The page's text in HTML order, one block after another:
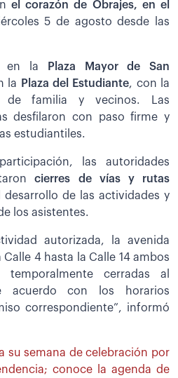
el corazón de Obrajes, en el
5 de agosto desde las
en la
Plaza Mayor de San
la Plaza del Estudiante, con la
de familia y vecinos. Las
desfilaron con paso firme y
estudiantiles.
las autoridades
cierres de vías y rutas
desarrollo de las actividades y
los asistentes.
autorizada, la avenida
4 hasta la Calle 14 ambos
temporalmente cerradas al
acuerdo con los horarios
correspondiente”, informó
su semana de celebración por
conoce la agenda de